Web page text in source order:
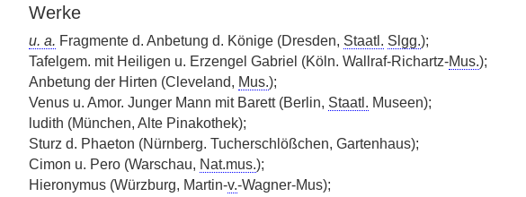
Werke
u. a. Fragmente d. Anbetung d. Könige (Dresden, Staatl. Slgg.);
Tafelgem. mit Heiligen u. Erzengel Gabriel (Köln. Wallraf-Richartz-Mus.);
Anbetung der Hirten (Cleveland, Mus.);
Venus u. Amor. Junger Mann mit Barett (Berlin, Staatl. Museen);
ludith (München, Alte Pinakothek);
Sturz d. Phaeton (Nürnberg. Tucherschlößchen, Gartenhaus);
Cimon u. Pero (Warschau, Nat.mus.);
Hieronymus (Würzburg, Martin-v.-Wagner-Mus);